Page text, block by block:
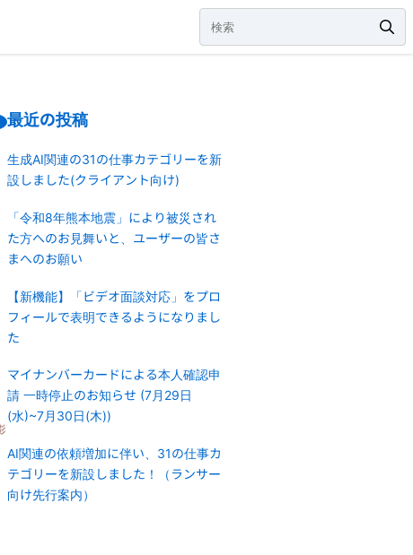
最近の投稿
生成AI関連の31の仕事カテゴリーを新
設しました(クライアント向け)
「令和8年熊本地震」により被災され
た方へのお見舞いと、ユーザーの皆さ
まへのお願い
【新機能】「ビデオ面談対応」をプロ
フィールで表明できるようになりまし
た
マイナンバーカードによる本人確認申
請 一時停止のお知らせ (7月29日
(水)~7月30日(木))
AI関連の依頼増加に伴い、31の仕事カ
テゴリーを新設しました！（ランサー
向け先行案内）